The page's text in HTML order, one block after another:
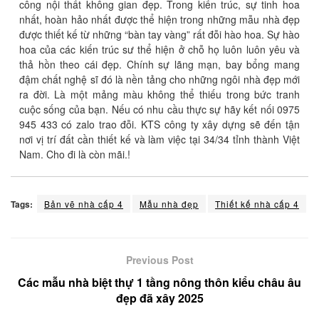
công nội thất không gian đẹp. Trong kiến trúc, sự tinh hoa
nhất, hoàn hảo nhất được thể hiện trong những mẫu nhà đẹp
được thiết kế từ những “bàn tay vàng” rất đỗi hào hoa. Sự hào
hoa của các kiến trúc sư thể hiện ở chỗ họ luôn luôn yêu và
thả hồn theo cái đẹp. Chính sự lãng mạn, bay bổng mang
đậm chất nghệ sĩ đó là nền tảng cho những ngôi nhà đẹp mới
ra đời. Là một mảng màu không thể thiếu trong bức tranh
cuộc sống của bạn. Nếu có nhu cầu thực sự hãy kết nối 0975
945 433 có zalo trao đỗi. KTS công ty xây dựng sẽ đến tận
nơi vị trí đất cần thiết kế và làm việc tại 34/34 tỉnh thành Việt
Nam. Cho đi là còn mãi.!
Tags: Bản vẽ nhà cấp 4 Mẫu nhà đẹp Thiết kế nhà cấp 4
Previous Post
Các mẫu nhà biệt thự 1 tầng nông thôn kiểu châu âu
đẹp đã xây 2025